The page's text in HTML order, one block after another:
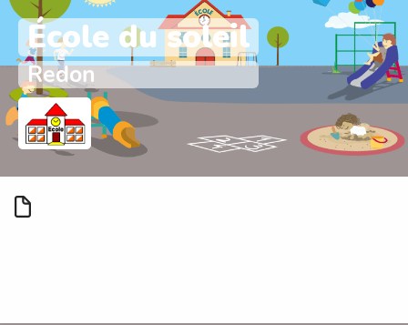
École du soleil
Redon